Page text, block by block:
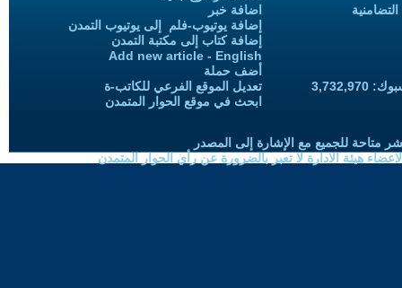
اضافة خبر
إضافة يوتيوب-فلم إلى يوتيوب التمدن
إضافة كتاب إلى مكتبة التمدن
Add new article - English
أضف حملة
تعديل الموقع الفرعي للكاتب-ة
ابحث في موقع الحوار المتمدن
متاحة للجميع مع الإشارة إلى المصدر
هيئة الادارة لا تعبر بالضرورة عن رأي الحوار المتمدن